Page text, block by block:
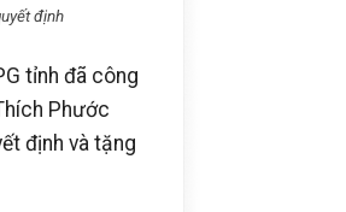
định
tỉnh đã công
Phước
định và tặng